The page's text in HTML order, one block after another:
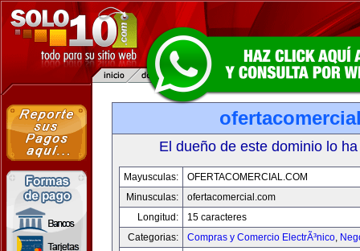
El dueño de este dominio lo
Mayusculas:
OFERTACOMERCIAL.COM
Minusculas:
ofertacomercial.com
Longitud:
15 caracteres
Categorias:
Compras y Comercio ElectrÃ³nico,